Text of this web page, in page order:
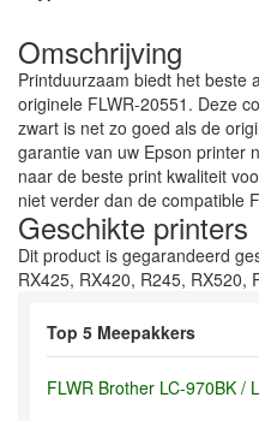
Omschrijving
Printduurzaam biedt het beste
originele FLWR-20551. Deze
zwart is net zo goed als de
garantie van uw Epson printer
naar de beste print kwaliteit
niet verder dan de compatible
Geschikte printers
Dit product is gegarandeerd
RX425, RX420, R245, RX520,
Top 5 Meepakkers
FLWR Brother LC-970BK /